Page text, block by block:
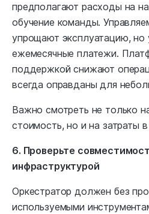
предполагают расходы на
обучение команды.
упрощают эксплуатацию, но
ежемесячные платежи.
поддержкой снижают
всегда оправданы для
Важно смотреть не только
стоимость, но и на затраты
6. Проверьте
инфраструктурой
Оркестратор должен без
используемыми